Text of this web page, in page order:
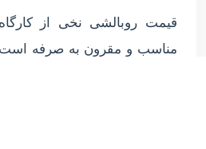
قیمت روبالشی نخی از کارگاه
مناسب و مقرون به صرفه است.